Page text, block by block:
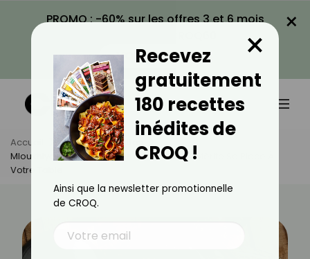
PROMO : -60% sur les offres 3 et 6 mois
VOIR LA PROMO
×
Accueil Actus
Recettes
Mloukhiya : Ce Plat Tunisien Méconnu Qui Mérite Sa Place À
Votre Table
Recevez
gratuitement
180 recettes
inédites de
CROQ !
×
Ainsi que la newsletter promotionnelle
de CROQ.